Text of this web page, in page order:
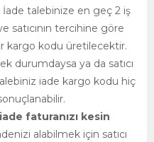
talebinize en geç 2 iş
satıcının tercihine göre
kargo kodu üretilecektir.
durumdaysa ya da satıcı
iade kargo kodu hiç
faturanızı kesin
alabilmek için satıcı